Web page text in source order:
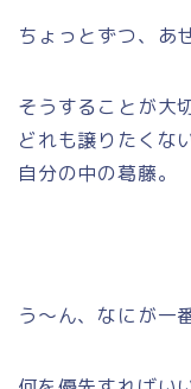
ちょっとずつ、あ
そうすることが大
どれも譲りたくな
自分の中の葛藤。
う～ん、なにが一